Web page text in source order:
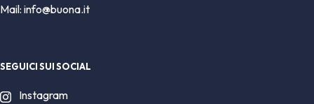
Mail: info@buona.it
SEGUICI SUI SOCIAL
Instagram